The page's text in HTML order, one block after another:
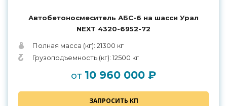
Автобетоносмеситель АБС-6 на шасси Урал
NEXT 4320-6952-72
Полная масса (кг): 21300 кг
Грузоподъемность (кг): 12500 кг
от 10 960 000 ₽
ЗАПРОСИТЬ КП